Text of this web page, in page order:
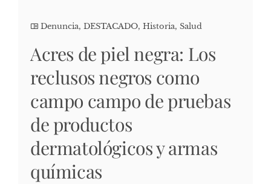
Denuncia, DESTACADO, Historia, Salud
Acres de piel negra: Los
reclusos negros como
campo campo de pruebas
de productos
dermatológicos y armas
químicas